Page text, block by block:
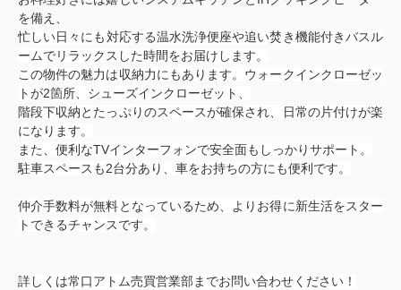
を備え、
忙しい日々にも対応する温水洗浄便座や追い焚き機能付きバスル
ームでリラックスした時間をお届けします。
この物件の魅力は収納力にもあります。ウォークインクローゼッ
トが2箇所、シューズインクローゼット、
階段下収納とたっぷりのスペースが確保され、日常の片付けが楽
になります。
また、便利なTVインターフォンで安全面もしっかりサポート。
駐車スペースも2台分あり、車をお持ちの方にも便利です。
仲介手数料が無料となっているため、よりお得に新生活をスター
トできるチャンスです。
詳しくは常口アトム売買営業部までお問い合わせください！